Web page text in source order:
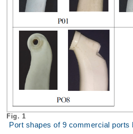
Fig. 1
Port shapes of 9 commercial ports